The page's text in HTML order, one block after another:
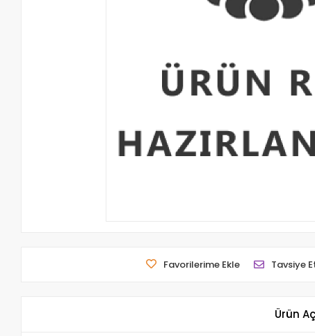
Favorilerime Ekle Tavsiye
Ürün